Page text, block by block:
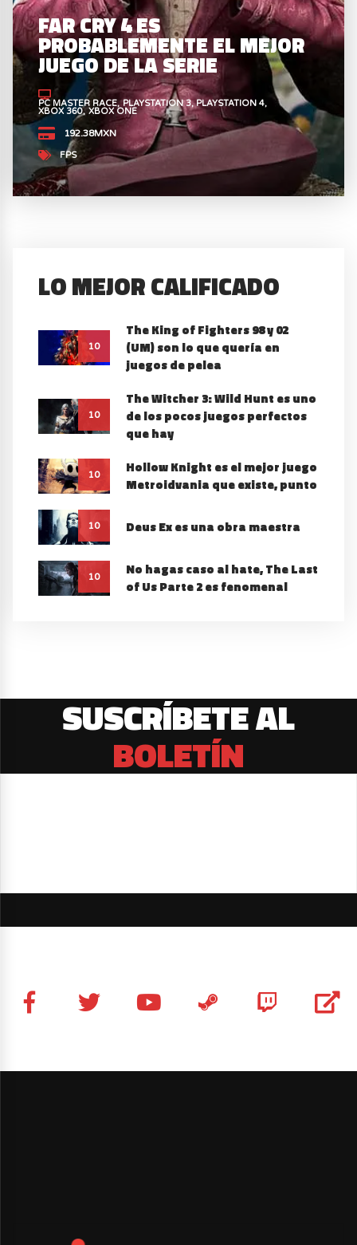
FAR CRY 4 ES
PROBABLEMENTE EL MEJOR
JUEGO DE LA SERIE
PC MASTER RACE PLAYSTATION 3 PLAYSTATION 4
XBOX 360 XBOX ONE
192.38MXN
FPS
LO MEJOR CALIFICADO
10
The King of Fighters 98 y 02
(UM) son lo que quería en
juegos de pelea
10
The Witcher 3: Wild Hunt es uno
de los pocos juegos perfectos
que hay
10
Hollow Knight es el mejor juego
Metroidvania que existe, punto
10 Deus Ex es una obra maestra
10
No hagas caso al hate, The Last
of Us Parte 2 es fenomenal
SUSCRÍBETE AL
BOLETÍN